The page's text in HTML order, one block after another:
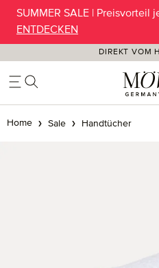
Zum Hauptinhalt springen
SUMMER SALE | Preisvorteil
ENTDECKEN
DIREKT VOM
Home Sale Handtücher